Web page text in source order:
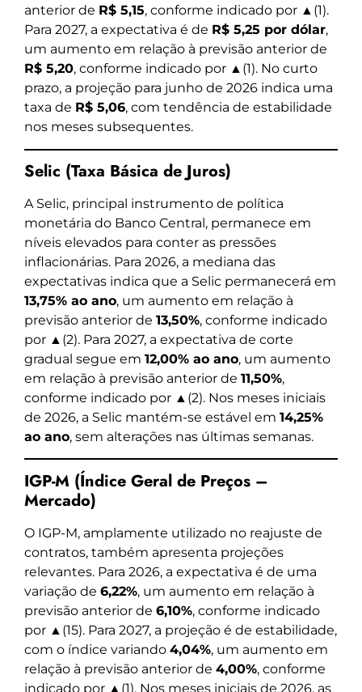
anterior de R$ 5,15, conforme indicado por ▲(1).
Para 2027, a expectativa é de R$ 5,25 por dólar,
um aumento em relação à previsão anterior de
R$ 5,20, conforme indicado por ▲(1). No curto
prazo, a projeção para junho de 2026 indica uma
taxa de R$ 5,06, com tendência de estabilidade
nos meses subsequentes.
Selic (Taxa Básica de Juros)
A Selic, principal instrumento de política
monetária do Banco Central, permanece em
níveis elevados para conter as pressões
inflacionárias. Para 2026, a mediana das
expectativas indica que a Selic permanecerá em
13,75% ao ano, um aumento em relação à
previsão anterior de 13,50%, conforme indicado
por ▲(2). Para 2027, a expectativa de corte
gradual segue em 12,00% ao ano, um aumento
em relação à previsão anterior de 11,50%,
conforme indicado por ▲(2). Nos meses iniciais
de 2026, a Selic mantém-se estável em 14,25%
ao ano, sem alterações nas últimas semanas.
IGP-M (Índice Geral de Preços –
Mercado)
O IGP-M, amplamente utilizado no reajuste de
contratos, também apresenta projeções
relevantes. Para 2026, a expectativa é de uma
variação de 6,22%, um aumento em relação à
previsão anterior de 6,10%, conforme indicado
por ▲(15). Para 2027, a projeção é de estabilidade,
com o índice variando 4,04%, um aumento em
relação à previsão anterior de 4,00%, conforme
indicado por ▲(1). Nos meses iniciais de 2026, as